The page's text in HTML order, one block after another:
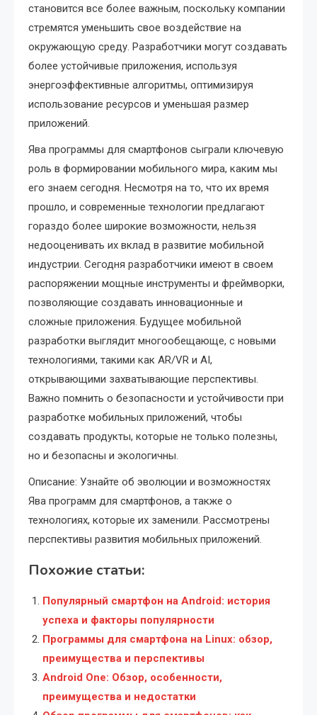
становится все более важным, поскольку компании
стремятся уменьшить свое воздействие на
окружающую среду. Разработчики могут создавать
более устойчивые приложения, используя
энергоэффективные алгоритмы, оптимизируя
использование ресурсов и уменьшая размер
приложений.
Ява программы для смартфонов сыграли ключевую
роль в формировании мобильного мира, каким мы
его знаем сегодня. Несмотря на то, что их время
прошло, и современные технологии предлагают
гораздо более широкие возможности, нельзя
недооценивать их вклад в развитие мобильной
индустрии. Сегодня разработчики имеют в своем
распоряжении мощные инструменты и фреймворки,
позволяющие создавать инновационные и
сложные приложения. Будущее мобильной
разработки выглядит многообещающе, с новыми
технологиями, такими как AR/VR и AI,
открывающими захватывающие перспективы.
Важно помнить о безопасности и устойчивости при
разработке мобильных приложений, чтобы
создавать продукты, которые не только полезны,
но и безопасны и экологичны.
Описание: Узнайте об эволюции и возможностях
Ява программ для смартфонов, а также о
технологиях, которые их заменили. Рассмотрены
перспективы развития мобильных приложений.
Похожие статьи:
Популярный смартфон на Android: история
успеха и факторы популярности
Программы для смартфона на Linux: обзор,
преимущества и перспективы
Android One: Обзор, особенности,
преимущества и недостатки